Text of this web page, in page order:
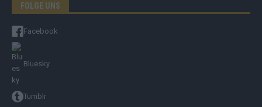
FOLGE UNS
Facebook
Bluesky
Tumblr